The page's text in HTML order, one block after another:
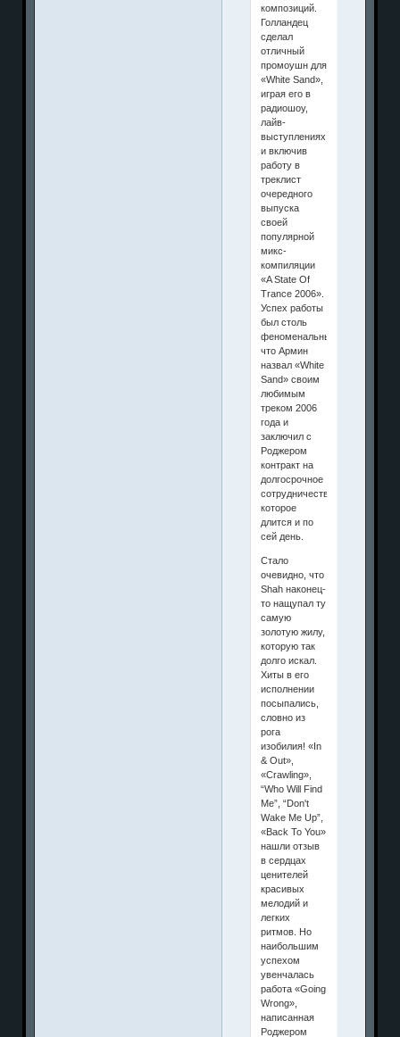
композиций.
Голландец
сделал
отличный
промоушн для
«White Sand»,
играя его в
радиошоу,
лайв-
выступлениях
и включив
работу в
треклист
очередного
выпуска
своей
популярной
микс-
компиляции
«A State Of
Trance 2006».
Успех работы
был столь
феноменальным,
что Армин
назвал «White
Sand» своим
любимым
треком 2006
года и
заключил с
Роджером
контракт на
долгосрочное
сотрудничество,
которое
длится и по
сей день.
Стало
очевидно, что
Shah наконец-
то нащупал ту
самую
золотую жилу,
которую так
долго искал.
Хиты в его
исполнении
посыпались,
словно из
рога
изобилия! «In
& Out»,
«Crawling»,
“Who Will Find
Me”, “Don't
Wake Me Up”,
«Back To You»
нашли отзыв
в сердцах
ценителей
красивых
мелодий и
легких
ритмов. Но
наибольшим
успехом
увенчалась
работа «Going
Wrong»,
написанная
Роджером